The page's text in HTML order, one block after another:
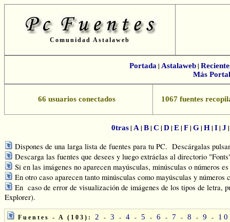
Comunidad Astalaweb
Portada| Astalaweb|
Más
66 usuarios conectados 1067 fuentes
0tras| A | B| C | D | E| F| G| H| I| J
Dispones de una larga lista de fuentes para tu PC. Descárgalas
Descarga las fuentes que desees y luego extráelas al directorio
Si en las imágenes no aparecen mayúsculas, minúsculas o números
En otro caso aparecen tanto minúsculas como mayúsculas y números
En caso de error de visualización de imágenes de los tipos de letra,
Explorer).
Fuentes - A (103): 2 - 3 - 4 - 5 - 6 - 7 - 8 - 9 - 10